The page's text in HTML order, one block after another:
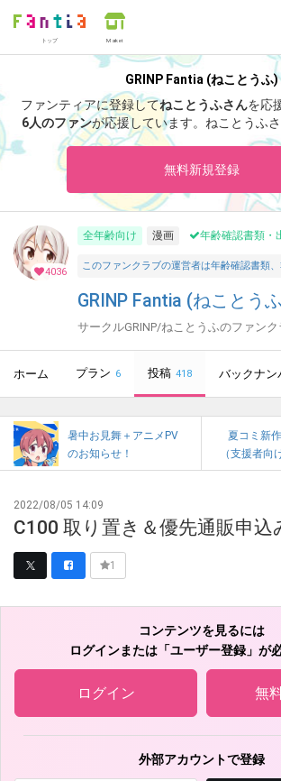
トップ Market
GRINP Fantia (ねことうふ)
ファンティアに登録してねことうふさんを応
6人のファンが応援しています。 ねことうふ
「
ねことうふ」では、「 オマケイラスト（114
無料新規登録
4036
全年齢向け 漫画 年齢確認書類・
このファンクラブの運営者は年齢確認書類
GRINP Fantia (ねことう
サークルGRINP/ねことうふのファン
ホーム プラン 6 投稿 418 バックナン
暑中お見舞＋アニメPV
のお知らせ！
夏コミ新
（支援者向
2022/08/05 14:09
C100 取り置き＆優先通販申込
1
コンテンツを見るには
ログインまたは「ユーザー登録」が
ログイン 無
外部アカウントで登録